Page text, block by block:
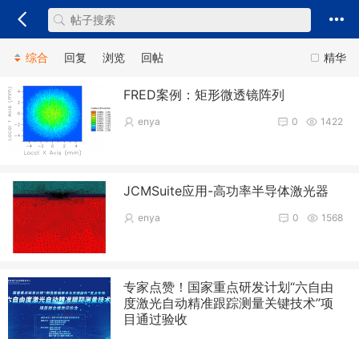
精华
综合 回复 浏览 回帖
FRED案例：矩形微透镜阵列
1422
0
enya
JCMSuite应用-高功率半导体激光器
1568
0
enya
专家点赞！国家重点研发计划“六自由
度激光自动精准跟踪测量关键技术”项
目通过验收